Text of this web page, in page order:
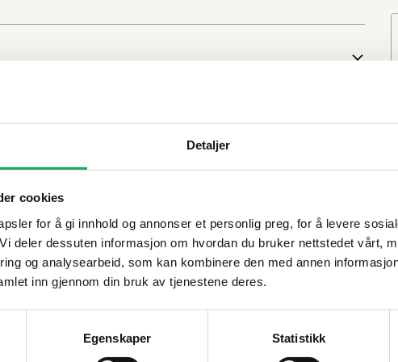
Detaljer
cookies
for å gi innhold og annonser et personlig preg, for å levere
deler dessuten informasjon om hvordan du bruker nettstedet vårt,
og analysearbeid, som kan kombinere den med annen
inn gjennom din bruk av tjenestene deres.
Egenskaper Statistikk